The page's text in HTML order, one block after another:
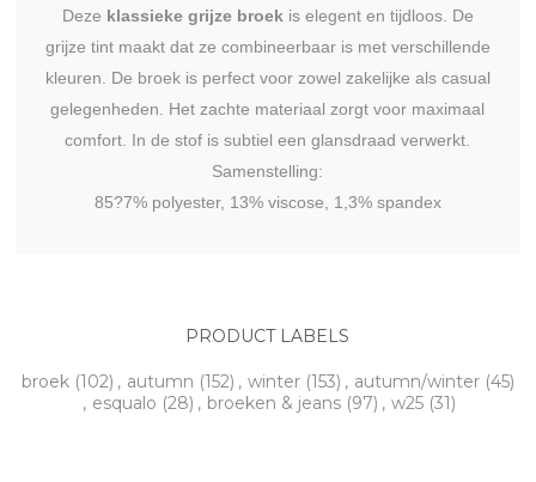
Deze klassieke grijze broek is elegent en tijdloos. De
grijze tint maakt dat ze combineerbaar is met verschillende
kleuren. De broek is perfect voor zowel zakelijke als casual
gelegenheden. Het zachte materiaal zorgt voor maximaal
comfort. In de stof is subtiel een glansdraad verwerkt.
Samenstelling:
85?7% polyester, 13% viscose, 1,3% spandex
PRODUCT LABELS
broek (102) , autumn (152) , winter (153) , autumn/winter (45)
, esqualo (28) , broeken & jeans (97) , w25 (31)